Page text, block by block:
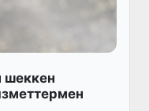
шеккен